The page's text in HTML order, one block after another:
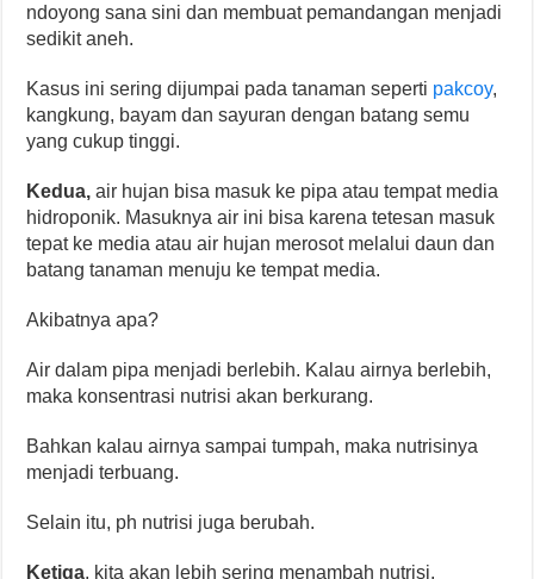
ndoyong sana sini dan membuat pemandangan menjadi
sedikit aneh.
Kasus ini sering dijumpai pada tanaman seperti pakcoy,
kangkung, bayam dan sayuran dengan batang semu
yang cukup tinggi.
Kedua,air hujan bisa masuk ke pipa atau tempat media
hidroponik. Masuknya air ini bisa karena tetesan masuk
tepat ke media atau air hujan merosot melalui daun dan
batang tanaman menuju ke tempat media.
Akibatnya apa?
Air dalam pipa menjadi berlebih. Kalau airnya berlebih,
maka konsentrasi nutrisi akan berkurang.
Bahkan kalau airnya sampai tumpah, maka nutrisinya
menjadi terbuang.
Selain itu, ph nutrisi juga berubah.
Ketiga, kita akan lebih sering menambah nutrisi.